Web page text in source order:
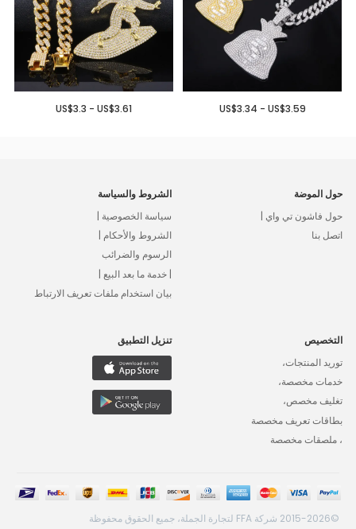
US$3.34 - US$3.59
US$3.3 - US$3.61
حول الموضة
حول فاشون تي واي |
اتصل بنا
الشروط والسياسة
سياسة الخصوصية |
الشروط والأحكام |
الرسوم والضرائب
| خدمة ما بعد البيع |
بيان استخدام ملفات تعريف الارتباط
التخصيص
توريد المنتجات،
خدمات مخصصة،
تغليف مخصص،
بطاقات تعريف مخصصة
، ملصقات مخصصة
تنزيل التطبيق
©2015-2026 شركة FFA لتجارة الجملة، جميع الحقوق محفوظة